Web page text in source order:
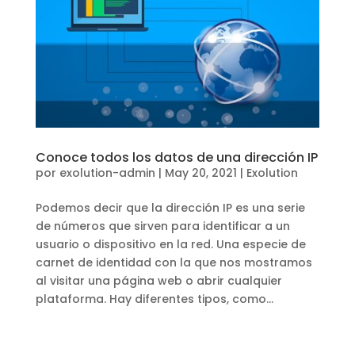
Conoce todos los datos de una dirección IP
por exolution-admin | May 20, 2021 | Exolution
Podemos decir que la dirección IP es una serie
de números que sirven para identificar a un
usuario o dispositivo en la red. Una especie de
carnet de identidad con la que nos mostramos
al visitar una página web o abrir cualquier
plataforma. Hay diferentes tipos, como...